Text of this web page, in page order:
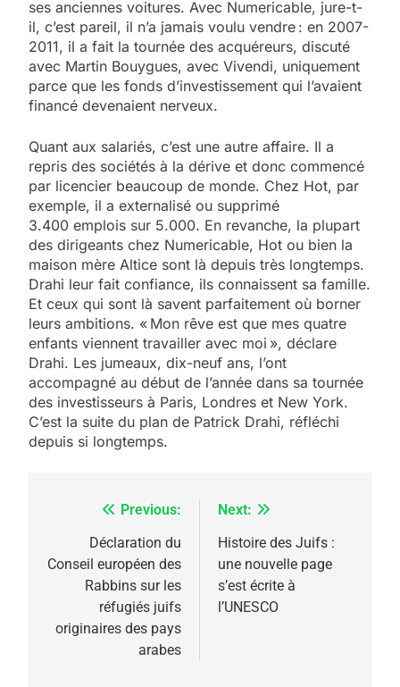
ses anciennes voitures. Avec Numericable, jure-t-
il, c’est pareil, il n’a jamais voulu vendre : en 2007-
2011, il a fait la tournée des acquéreurs, discuté
avec Martin Bouygues, avec Vivendi, uniquement
parce que les fonds d’inves­tissement qui l’avaient
financé devenaient nerveux.
Quant aux salariés, c’est une autre affaire. Il a
repris des sociétés à la dérive et donc commencé
par licencier beaucoup de monde. Chez Hot, par
exemple, il a externalisé ou supprimé
3.400 emplois sur 5.000. En revanche, la plupart
des dirigeants chez Numericable, Hot ou bien la
maison mère Altice sont là depuis très longtemps.
Drahi leur fait confiance, ils connaissent sa famille.
Et ceux qui sont là savent parfaitement où borner
leurs ambitions. « Mon rêve est que mes quatre
enfants viennent travailler avec moi », déclare
Drahi. Les jumeaux, dix-neuf ans, l’ont
accompagné au début de l’année dans sa tournée
des investisseurs à Paris, Londres et New York.
C’est la suite du plan de Patrick Drahi, réfléchi
depuis si longtemps.
Navigation
l’article
Previous:
Déclaration du
Conseil européen des
Rabbins sur les
réfugiés juifs
originaires des pays
arabes
Next:
Histoire des Juifs :
une nouvelle page
s’est écrite à
l’UNESCO
2025, l’année la plus
meurtrière selon le
rapport d’ADL contre
FRANCE ISRAÉL